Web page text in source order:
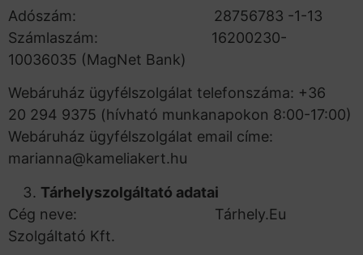
Adószám: 28756783 -1-13
Számlaszám: 16200230-
10036035 (MagNet Bank)
Webáruház ügyfélszolgálat telefonszáma: +36
20 294 9375 (hívható munkanapokon 8:00-17:00)
Webáruház ügyfélszolgálat email címe:
marianna@kameliakert.hu
Tárhelyszolgáltató adatai
Cég neve: Tárhely.Eu
Szolgáltató Kft.